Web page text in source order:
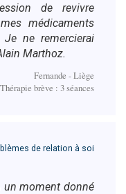
de revivre
médicaments
ne remercierai
Marthoz.
Fernande - Liège
Thérapie brève : 3 séances
de relation à soi
un moment donné